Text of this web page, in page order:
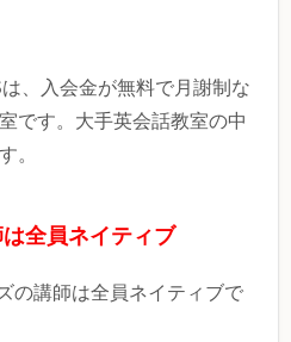
、入会金が無料で月謝制な
です。大手英会話教室の中
。
全員ネイティブ
の講師は全員ネイティブで